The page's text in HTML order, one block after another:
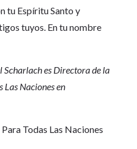
tu Espíritu Santo y
tuyos. En tu nombre
es Directora de la
Las Naciones en
Todas Las Naciones